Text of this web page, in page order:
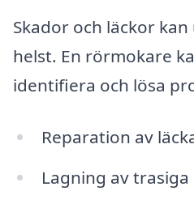
Skador och läckor
helst. En rörmokare
identifiera och lösa
Reparation av
Lagning av